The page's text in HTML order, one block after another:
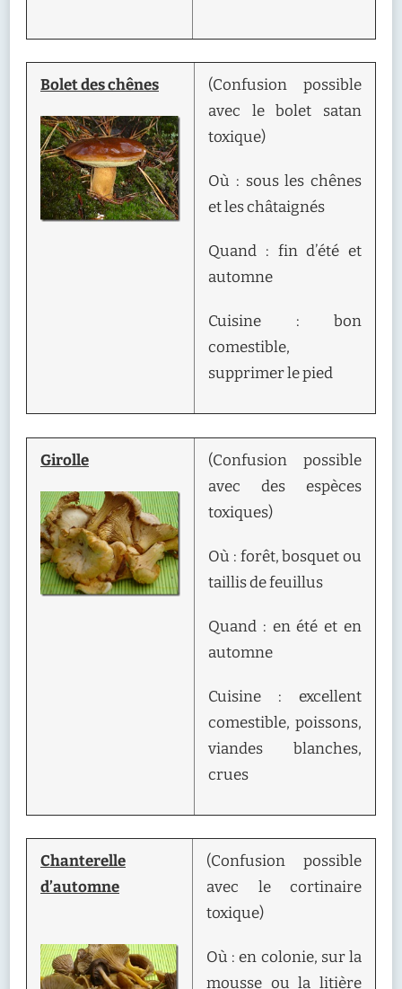
Bolet des chênes
(Confusion possible
avec le bolet satan
toxique)
Où : sous les chênes
et les châtaignés
Quand : fin d’été et
automne
Cuisine : bon
comestible,
supprimer le pied
Girolle
(Confusion possible
avec des espèces
toxiques)
Où : forêt, bosquet ou
taillis de feuillus
Quand : en été et en
automne
Cuisine : excellent
comestible, poissons,
viandes blanches,
crues
Chanterelle
d’automne
(Confusion possible
avec le cortinaire
toxique)
Où : en colonie, sur la
mousse ou la litière